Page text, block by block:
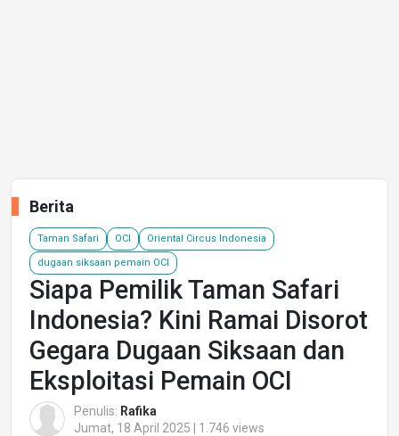
Berita
Taman Safari OCI Oriental Circus Indonesia
dugaan siksaan pemain OCI
Siapa Pemilik Taman Safari
Indonesia? Kini Ramai Disorot
Gegara Dugaan Siksaan dan
Eksploitasi Pemain OCI
Penulis: Rafika
Jumat, 18 April 2025 | 1.746 views